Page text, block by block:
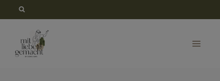
springen